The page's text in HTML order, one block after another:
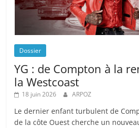
Dossier
YG : de Compton à la
la Westcoast
18 juin 2026 ARPOZ
Le dernier enfant turbulent de
de la côte Ouest cherche un